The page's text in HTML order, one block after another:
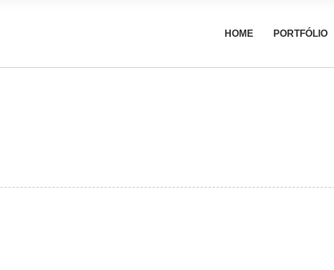
HOME PORTFÓLIO